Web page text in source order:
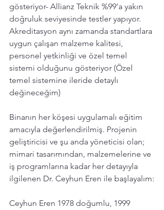
gösteriyor- Allianz Teknik %99'a yakın
doğruluk seviyesinde testler yapıyor.
Akreditasyon aynı zamanda standartlara
uygun çalışan malzeme kalitesi,
personel yetkinliği ve özel temel
sistemi olduğunu gösteriyor (Özel
temel sistemine ileride detaylı
değineceğim)
Binanın her köşesi uygulamalı eğitim
amacıyla değerlendirilmiş. Projenin
geliştiricisi ve şu anda yöneticisi olan;
mimari tasarımından, malzemelerine ve
iş programlarına kadar her detayıyla
ilgilenen Dr. Ceyhun Eren ile başlayalım:
Ceyhun Eren 1978 doğumlu, 1999